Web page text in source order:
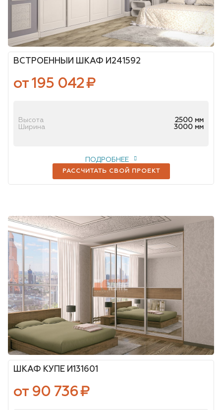
ВСТРОЕННЫЙ ШКАФ И241592
от 195 042₽
Высота
2500 мм
Ширина
3000 мм
РАССЧИТАТЬ СВОЙ ПРОЕКТ
ПОДРОБНЕЕ
ШКАФ КУПЕ И131601
от 90 736₽